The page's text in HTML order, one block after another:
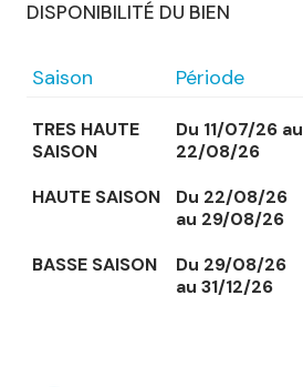
DISPONIBILITÉ DU BIEN
Saison Période
TRES HAUTE
SAISON
Du 11/07/26 au
22/08/26
HAUTE SAISON
Du 22/08/26
au 29/08/26
BASSE SAISON
Du 29/08/26
au 31/12/26